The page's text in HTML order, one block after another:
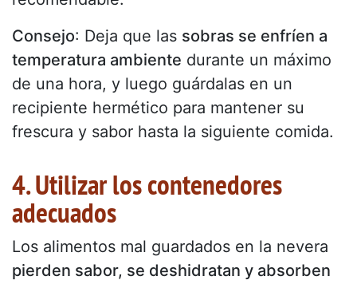
Consejo: Deja que las sobras se enfríen a
temperatura ambiente durante un máximo
de una hora, y luego guárdalas en un
recipiente hermético para mantener su
frescura y sabor hasta la siguiente comida.
4. Utilizar los contenedores
adecuados
Los alimentos mal guardados en la nevera
pierden sabor, se deshidratan y absorben